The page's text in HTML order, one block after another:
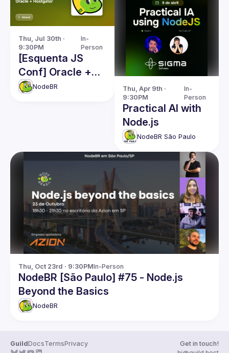
Thu, Jul 30th ·
9:30PM
In-
Person
[Esquenta JS
Conf] Oracle +
Hostgator
NodeBR
Thu, Apr 9th ·
9:30PM
In-
Person
Practical AI with
Node.js
NodeBR São Paulo
Thu, Oct 23rd · 9:30PMIn-Person
NodeBR [São Paulo] #75 - Node.js
Beyond the Basics
NodeBR
GuildDocsTermsPrivacy
Get in touch!